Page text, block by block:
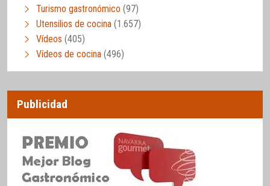
Turismo gastronómico (97)
Utensilios de cocina (1.657)
Vídeos (405)
Vídeos de cocina (496)
Publicidad